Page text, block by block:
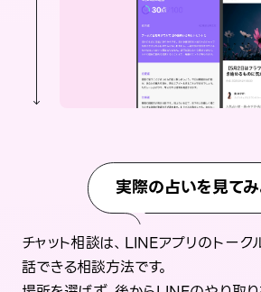
実際の占いを見て
チャット相談は、LINEアプリのトー
話できる相談方法です。